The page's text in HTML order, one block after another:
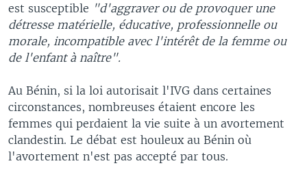
est susceptible "d'aggraver ou de provoquer une
détresse matérielle, éducative, professionnelle ou
morale, incompatible avec l'intérêt de la femme ou
de l'enfant à naître".
Au Bénin, si la loi autorisait l'IVG dans certaines
circonstances, nombreuses étaient encore les
femmes qui perdaient la vie suite à un avortement
clandestin. Le débat est houleux au Bénin où
l'avortement n'est pas accepté par tous.